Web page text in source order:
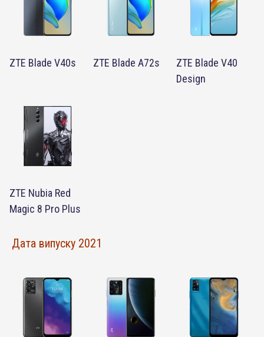
ZTE Blade V40s ZTE Blade A72s
ZTE Blade V40
Design
ZTE Nubia Red
Magic 8 Pro Plus
Дата випуску 2021